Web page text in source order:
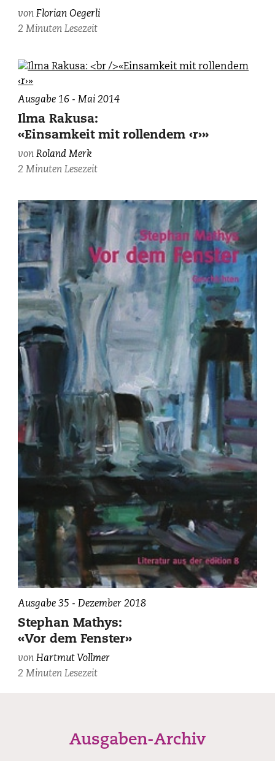
vonFlorian Oegerli
2 Minuten Lesezeit
Ausgabe 16 - Mai 2014
Ilma Rakusa:
«Einsamkeit mit rollendem ‹r›»
vonRoland Merk
2 Minuten Lesezeit
Ausgabe 35 - Dezember 2018
Stephan Mathys:
«Vor dem Fenster»
vonHartmut Vollmer
2 Minuten Lesezeit
Ausgaben-Archiv